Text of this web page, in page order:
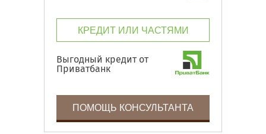
КРЕДИТ ИЛИ ЧАСТЯМИ
Выгодный кредит от
Приватбанк
ПОМОЩЬ КОНСУЛЬТАНТА